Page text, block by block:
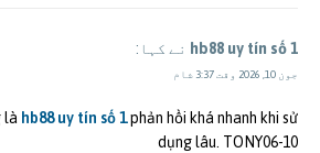
hb88 uy tín số 1 نے کہا:
جون 10, 2026 وقت 3:37 شام
là hb88 uy tín số 1phản hồi khá nhanh khi sử
dụng lâu. TONY06-10